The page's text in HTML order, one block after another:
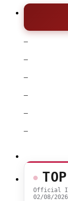
–
–
–
–
–
–
TOP
Official
02/08/2026